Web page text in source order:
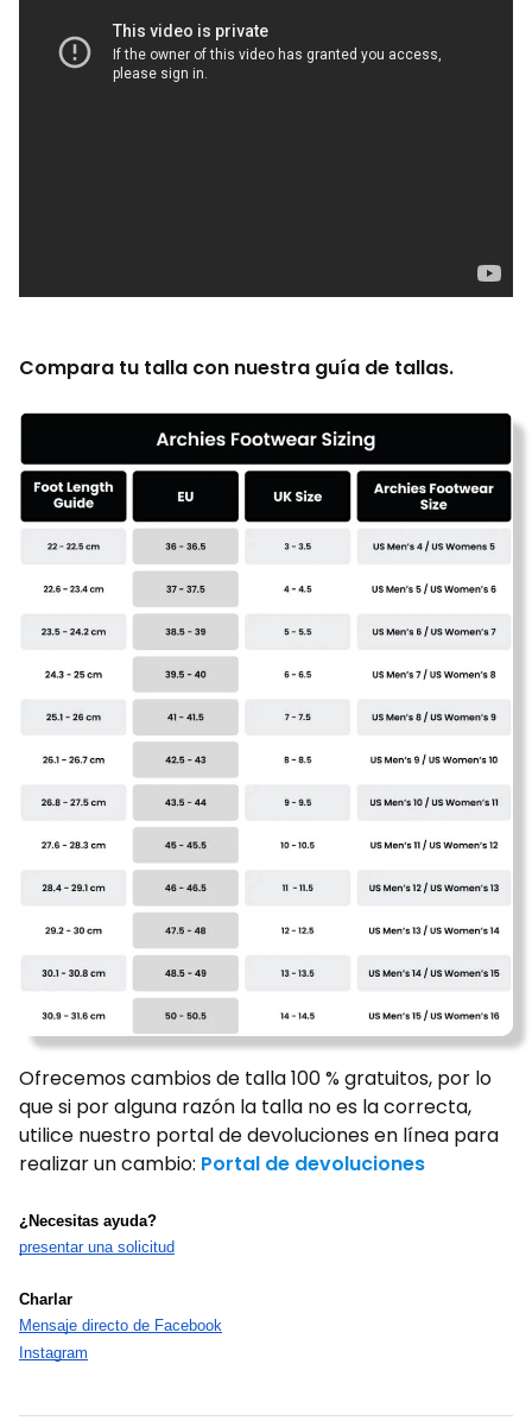
Compara tu talla con nuestra guía de tallas.
Ofrecemos cambios de talla 100 % gratuitos, por lo
que si por alguna razón la talla no es la correcta,
utilice nuestro portal de devoluciones en línea para
realizar un cambio: Portal de devoluciones
¿Necesitas ayuda?
presentar una solicitud
Charlar
Mensaje directo de Facebook
Instagram